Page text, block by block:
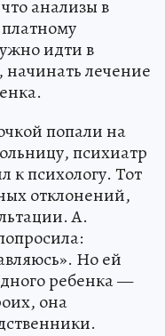
анализы в
идти в
лечение
попали на
психиатр
к психологу. Тот
отклонений,
А.
Но ей
ребенка —
она